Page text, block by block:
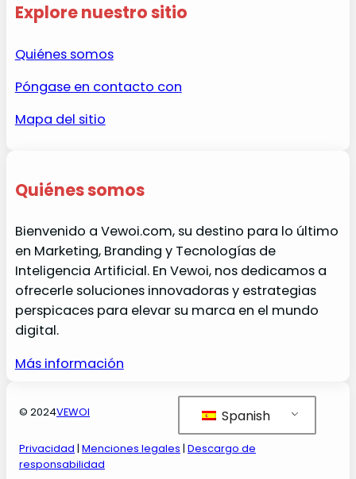
Explore nuestro sitio
Quiénes somos
Póngase en contacto con
Mapa del sitio
Quiénes somos
Bienvenido a Vewoi.com, su destino para lo último
en Marketing, Branding y Tecnologías de
Inteligencia Artificial. En Vewoi, nos dedicamos a
ofrecerle soluciones innovadoras y estrategias
perspicaces para elevar su marca en el mundo
digital.
Más información
© 2024VEWOI Spanish
Privacidad | Menciones legales | Descargo de
responsabilidad